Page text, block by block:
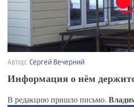
Автор: Сергей Вечерний
Информация о нём
В редакцию пришло письмо.